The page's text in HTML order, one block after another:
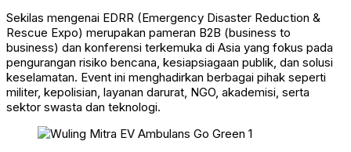
Sekilas mengenai EDRR (Emergency Disaster Reduction &
Rescue Expo) merupakan pameran B2B (business to
business) dan konferensi terkemuka di Asia yang fokus pada
pengurangan risiko bencana, kesiapsiagaan publik, dan solusi
keselamatan. Event ini menghadirkan berbagai pihak seperti
militer, kepolisian, layanan darurat, NGO, akademisi, serta
sektor swasta dan teknologi.